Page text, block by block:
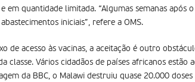
quantidade limitada. “Algumas semanas após
iniciais”, refere a OMS.
de acesso às vacinas, a aceitação é outro
classe. Vários cidadãos de países africanos estão
da BBC, o Malawi destruiu quase 20.000 doses